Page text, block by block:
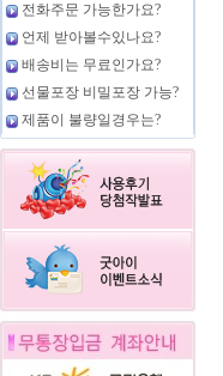
전화주문 가능한가요?
언제 받아볼수있나요?
배송비는 무료인가요?
선물포장 비밀포장 가능?
제품이 불량일경우는?